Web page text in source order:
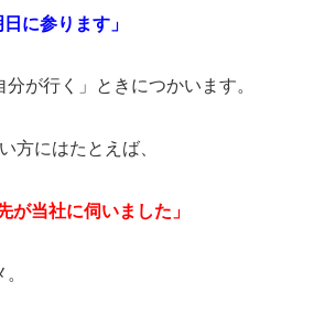
に参ります」
が行く」ときにつかいます。
方にはたとえば、
が当社に伺いました」